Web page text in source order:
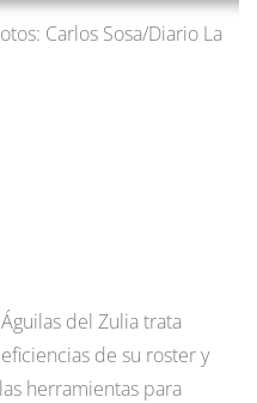
Carlos Sosa/Diario La
del Zulia trata
de su roster y
herramientas para